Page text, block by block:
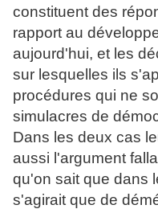
constituent des
rapport au
aujourd'hui, et les
sur lesquelles ils
procédures qui ne
simulacres de
Dans les deux cas
aussi l'argument
qu'on sait que dans
s'agirait que de